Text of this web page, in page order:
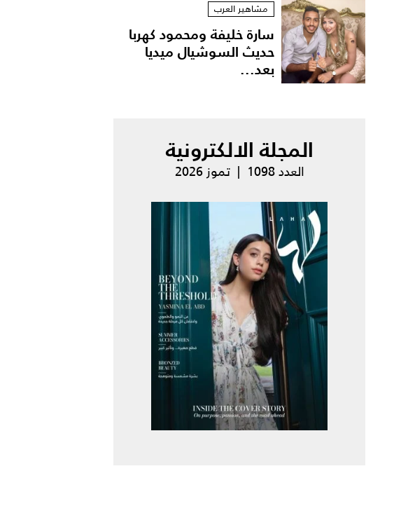
مشاهير العرب
سارة خليفة ومحمود كهربا
حديث السوشيال ميديا
بعد...
المجلة الالكترونية
العدد 1098 | تموز 2026